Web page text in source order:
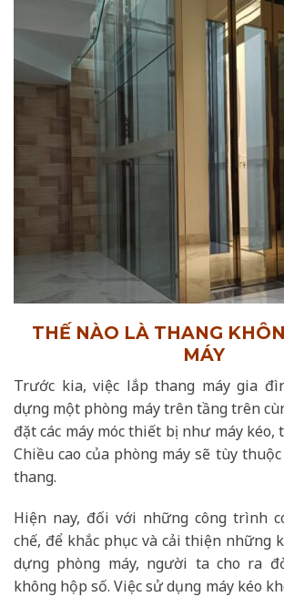
THẾ NÀO LÀ THANG
MÁY
Trước kia, việc lắp thang máy gia
dựng một phòng máy trên tầng trên
đặt các máy móc thiết bị như máy kéo,
Chiều cao của phòng máy sẽ tùy thuộc
thang.
Hiện nay, đối với những công trình
chế, để khắc phục và cải thiện những
dựng phòng máy, người ta cho ra
không hộp số. Việc sử dụng máy kéo